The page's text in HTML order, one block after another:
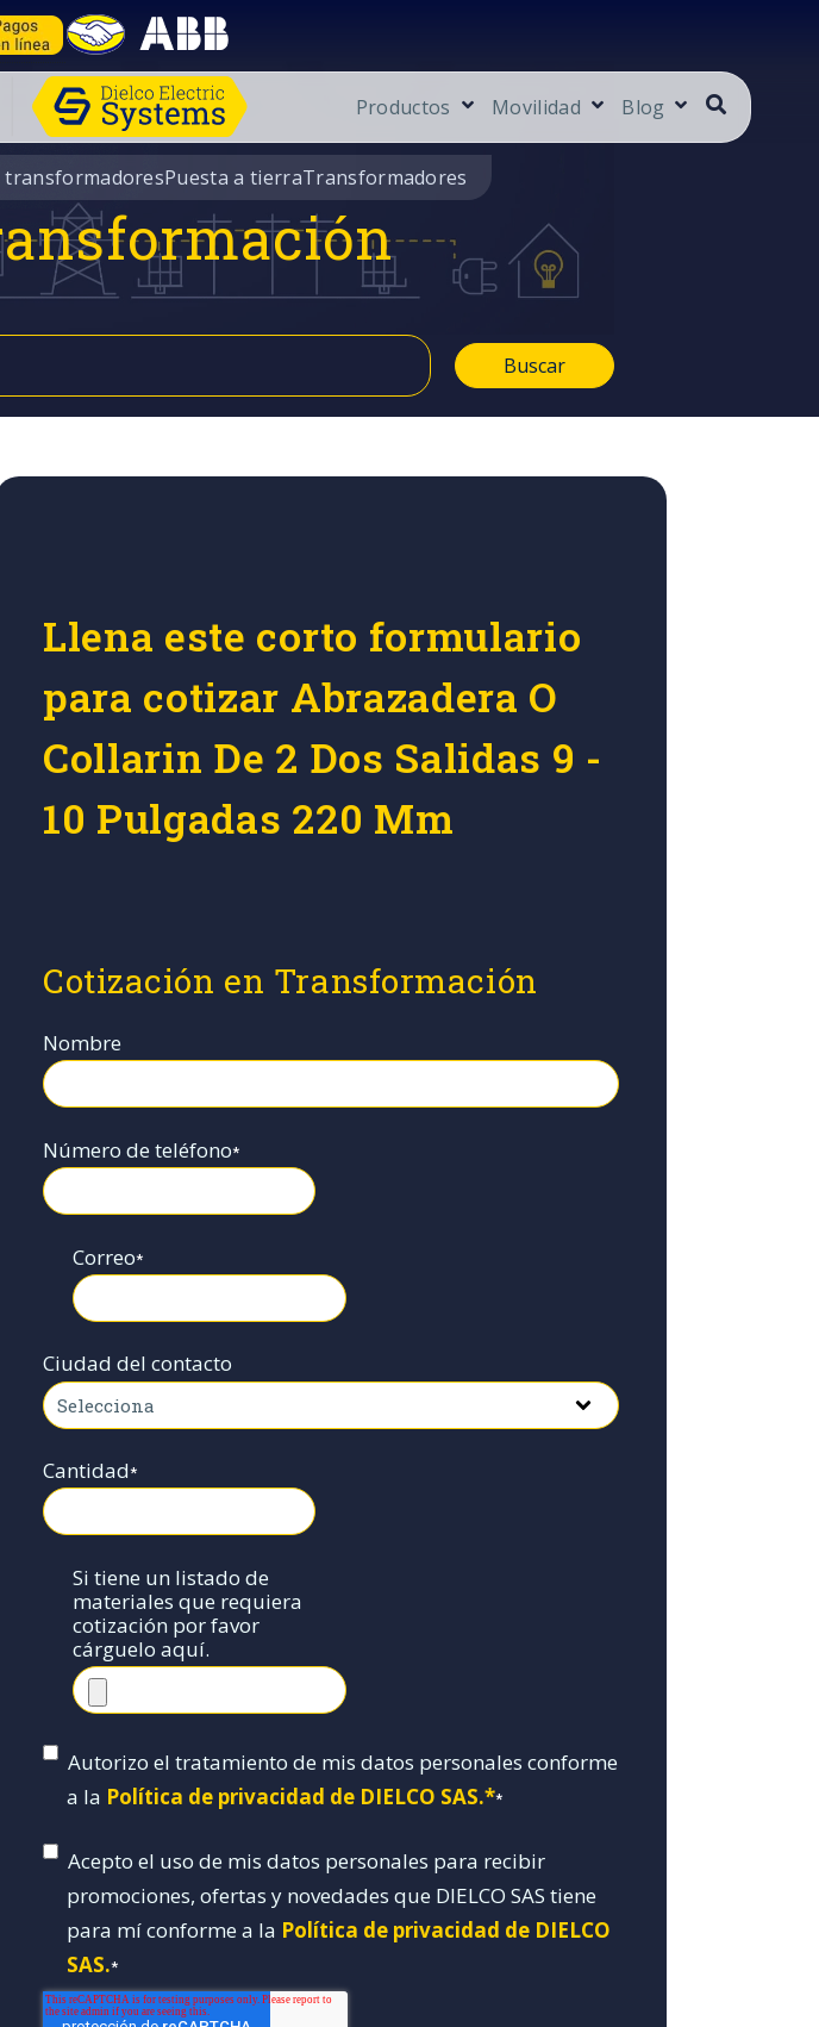
Productos Movilidad Blog
transformadoresPuesta a tierraTransformadores
Buscar
Llena este corto formulario
para cotizar Abrazadera O
Collarin De 2 Dos Salidas 9 -
10 Pulgadas 220 Mm
Cotización en Transformación
Nombre
Número de teléfono*
Correo*
Ciudad del contacto
Cantidad*
Si tiene un listado de
materiales que requiera
cotización por favor
cárguelo aquí.
Autorizo el tratamiento de mis datos personales conforme
a la Política de privacidad de DIELCO SAS.**
Acepto el uso de mis datos personales para recibir
promociones, ofertas y novedades que DIELCO SAS tiene
para mí conforme a la Política de privacidad de DIELCO
SAS.*